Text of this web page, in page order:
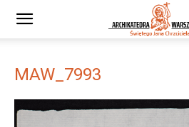
MAW_7993